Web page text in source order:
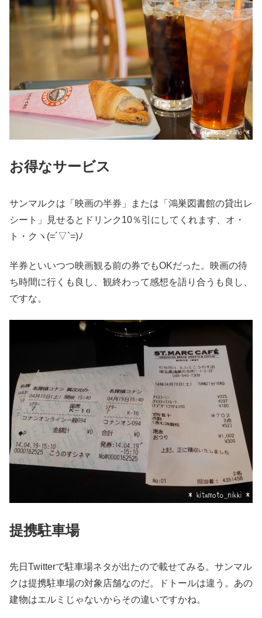
お得なサービス
サンマルクは「映画の半券」または「鴻巣図書館の貸出レ
シート」見せるとドリンク10％引にしてくれます、オ・
ト・クヽ(=´▽`=)ﾉ
半券といいつつ映画観る前の券でもOKだった。映画の待
ち時間に行くも良し、観終わって感想を語り合うも良し、
ですな。
提携駐車場
先日Twitterで駐車場ネタが出たので載せてみる。サンマル
クは提携駐車場の対象店舗なのだ。ドトールは違う。あの
建物はエルミじゃないからその違いですかね。